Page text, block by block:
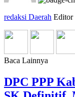
redaksi Daerah Editor
Baca Lainnya
DPC PPP